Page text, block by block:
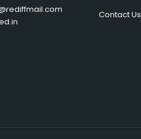
Contact Us